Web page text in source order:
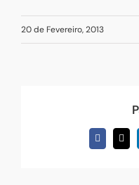
20 de Fevereiro, 2013
Facebook
X